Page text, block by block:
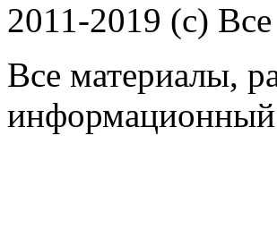
2011-2019 (c)
Все материалы,
информационный